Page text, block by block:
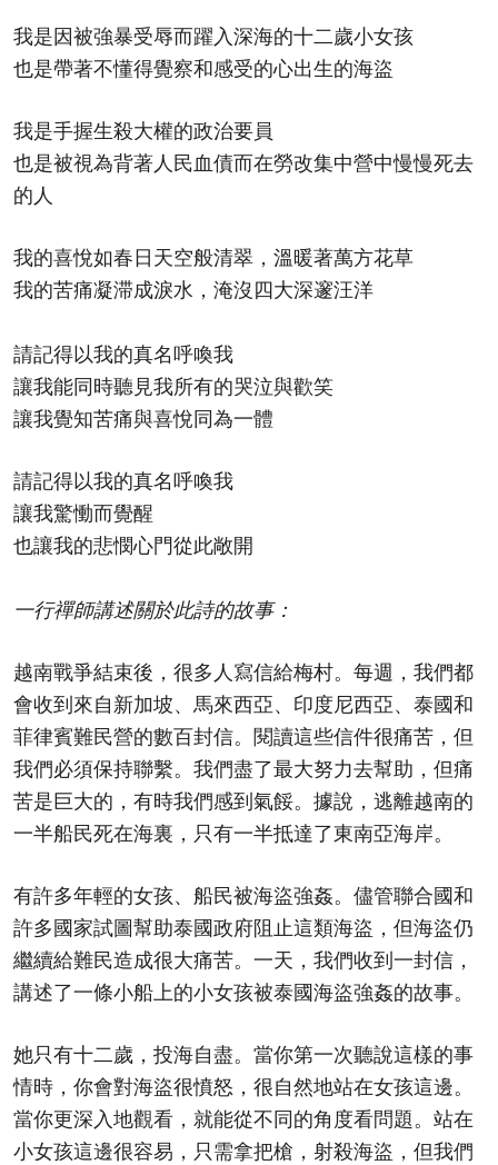
我是因被強暴受辱而躍入深海的十二歲小女孩
也是帶著不懂得覺察和感受的心出生的海盜
我是手握生殺大權的政治要員
也是被視為背著人民血債而在勞改集中營中慢慢死去
的人
我的喜悅如春日天空般清翠，溫暖著萬方花草
我的苦痛凝滞成淚水，淹沒四大深邃汪洋
請記得以我的真名呼喚我
讓我能同時聽見我所有的哭泣與歡笑
讓我覺知苦痛與喜悅同為一體
請記得以我的真名呼喚我
讓我驚慟而覺醒
也讓我的悲憫心門從此敞開
一行禪師講述關於此詩的故事：
越南戰爭結束後，很多人寫信給梅村。每週，我們都
會收到來自新加坡、馬來西亞、印度尼西亞、泰國和
菲律賓難民營的數百封信。閱讀這些信件很痛苦，但
我們必須保持聯繫。我們盡了最大努力去幫助，但痛
苦是巨大的，有時我們感到氣餒。據說，逃離越南的
一半船民死在海裏，只有一半抵達了東南亞海岸。
有許多年輕的女孩、船民被海盜強姦。儘管聯合國和
許多國家試圖幫助泰國政府阻止這類海盜，但海盜仍
繼續給難民造成很大痛苦。一天，我們收到一封信，
講述了一條小船上的小女孩被泰國海盜強姦的故事。
她只有十二歲，投海自盡。當你第一次聽說這樣的事
情時，你會對海盜很憤怒，很自然地站在女孩這邊。
當你更深入地觀看，就能從不同的角度看問題。站在
小女孩這邊很容易，只需拿把槍，射殺海盜，但我們